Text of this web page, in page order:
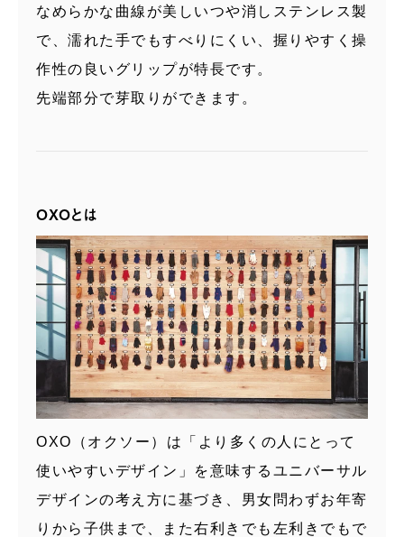
なめらかな曲線が美しいつや消しステンレス製
で、濡れた手でもすべりにくい、握りやすく操
作性の良いグリップが特長です。
先端部分で芽取りができます。
OXOとは
OXO（オクソー）は「より多くの人にとって
使いやすいデザイン」を意味するユニバーサル
デザインの考え方に基づき、男女問わずお年寄
りから子供まで、また右利きでも左利きでもで